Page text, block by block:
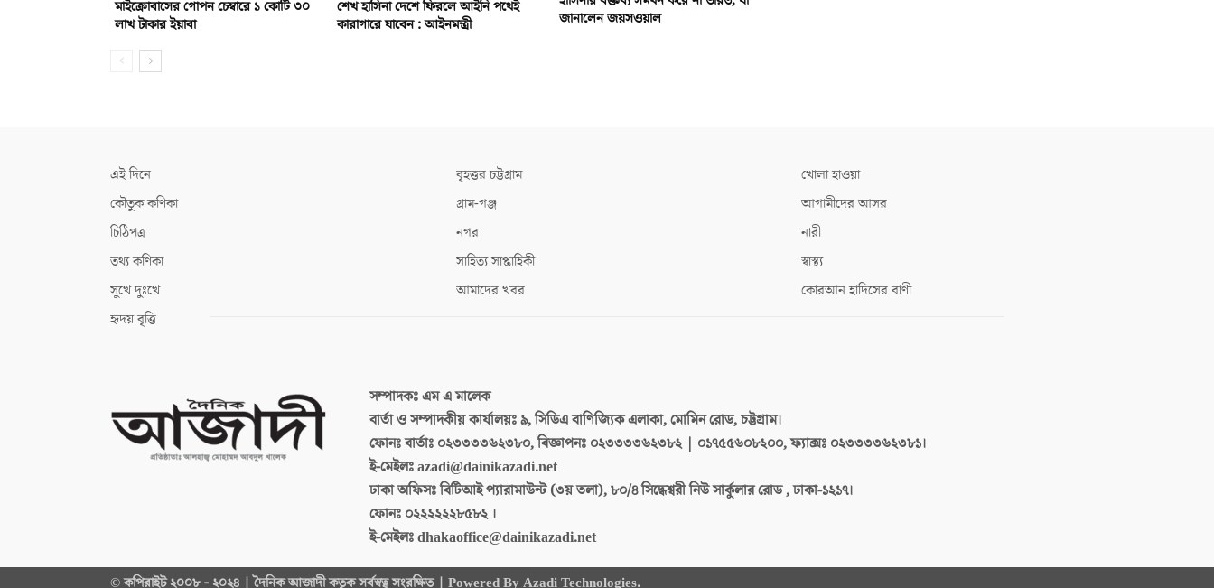
মাইক্রোবাসের গোপন চেম্বারে ১ কোটি ৩০
লাখ টাকার ইয়াবা
শেখ হাসিনা দেশে ফিরলে আইনি পথেই
কারাগারে যাবেন : আইনমন্ত্রী
জানালেন জয়সওয়াল
এই দিনে
কৌতুক কণিকা
চিঠিপত্র
তথ্য কণিকা
সুখে দুঃখে
হৃদয় বৃত্তি
বৃহত্তর চট্টগ্রাম
গ্রাম-গঞ্জ
নগর
সাহিত্য সাপ্তাহিকী
আমাদের খবর
খোলা হাওয়া
আগামীদের আসর
নারী
স্বাস্থ্য
কোরআন হাদিসের বাণী
সম্পাদকঃএম এ মালেক
বার্তা ও সম্পাদকীয় কার্যালয়ঃ৯, সিডিএ বাণিজ্যিক এলাকা, মোমিন রোড, চট্টগ্রাম।
ফোনঃ বার্তাঃ ০২৩৩৩৩৬২৩৮০, বিজ্ঞাপনঃ ০২৩৩৩৩৬২৩৮২ | ০১৭৫৫৬০৮২০০, ফ্যাক্সঃ ০২৩৩৩৩৬২৩৮১।
ই-মেইলঃazadi@dainikazadi.net
ঢাকা অফিসঃবিটিআই প্যারামাউন্ট (৩য় তলা), ৮০/৪ সিদ্ধেশ্বরী নিউ সার্কুলার রোড , ঢাকা-১২১৭।
ফোনঃ ০২২২২২২৮৫৮২ ।
ই-মেইলঃdhakaoffice@dainikazadi.net
© কপিরাইট ২০০৮ - ২০২৪ | দৈনিক আজাদী কতৃক সর্বস্বত্ব সংরক্ষিত | Powered By Azadi Technologies.